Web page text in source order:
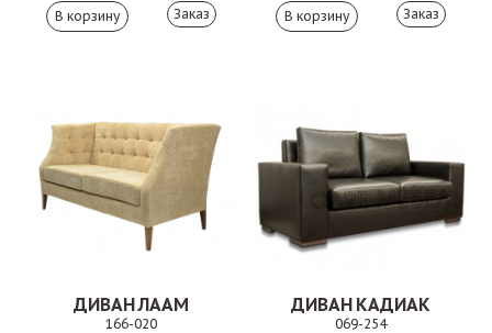
Заказ Заказ
ДИВАН ЛААМ
166-020
ДИВАН КАДИАК
069-254